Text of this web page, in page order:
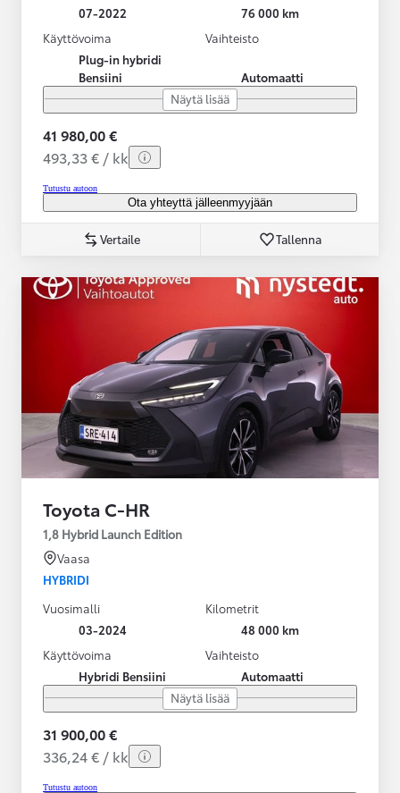
07-2022
76 000 km
Käyttövoima
Plug-in hybridi
Bensiini
Vaihteisto
Automaatti
Näytä lisää
41 980,00 €
493,33 € / kk
Tutustu autoon
Ota yhteyttä jälleenmyyjään
Vertaile Tallenna
Toyota C-HR
1,8 Hybrid Launch Edition
Vaasa
HYBRIDI
Vuosimalli
03-2024
Kilometrit
48 000 km
Käyttövoima
Hybridi Bensiini
Vaihteisto
Automaatti
Näytä lisää
31 900,00 €
336,24 € / kk
Tutustu autoon